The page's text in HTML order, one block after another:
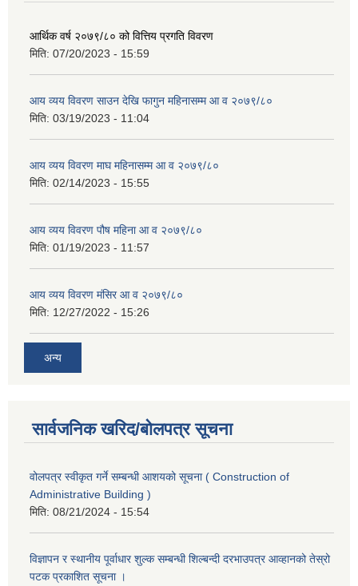
आर्थिक वर्ष २०७९/८० को वित्तिय प्रगति विवरण
मिति: 07/20/2023 - 15:59
आय व्यय विवरण साउन देखि फागुन महिनासम्म आ व २०७९/८०
मिति: 03/19/2023 - 11:04
आय व्यय विवरण माघ महिनासम्म आ व २०७९/८०
मिति: 02/14/2023 - 15:55
आय व्यय विवरण पौष महिना आ व २०७९/८०
मिति: 01/19/2023 - 11:57
आय व्यय विवरण मंसिर आ व २०७९/८०
मिति: 12/27/2022 - 15:26
अन्य
सार्वजनिक खरिद/बोलपत्र सूचना
वोलपत्र स्वीकृत गर्ने सम्बन्धी आशयको सूचना ( Construction of
Administrative Building )
मिति: 08/21/2024 - 15:54
विज्ञापन र स्थानीय पूर्वाधार शुल्क सम्बन्धी शिल्बन्दी दरभाउपत्र आव्हानको तेस्रो
पटक प्रकाशित सूचना ।